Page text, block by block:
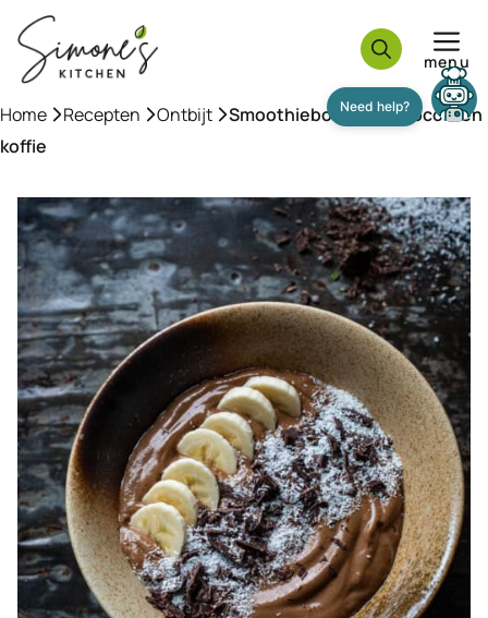
naar
inhoud
menu
Home »Recepten »Ontbijt »Smoothiebowl met chocola en
koffie